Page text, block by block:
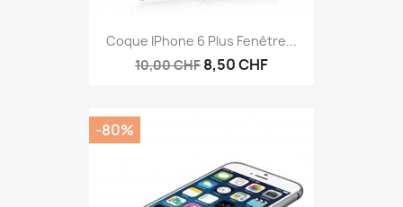
Coque IPhone 6 Plus Fenêtre...
10,00 CHF 8,50 CHF
-80%